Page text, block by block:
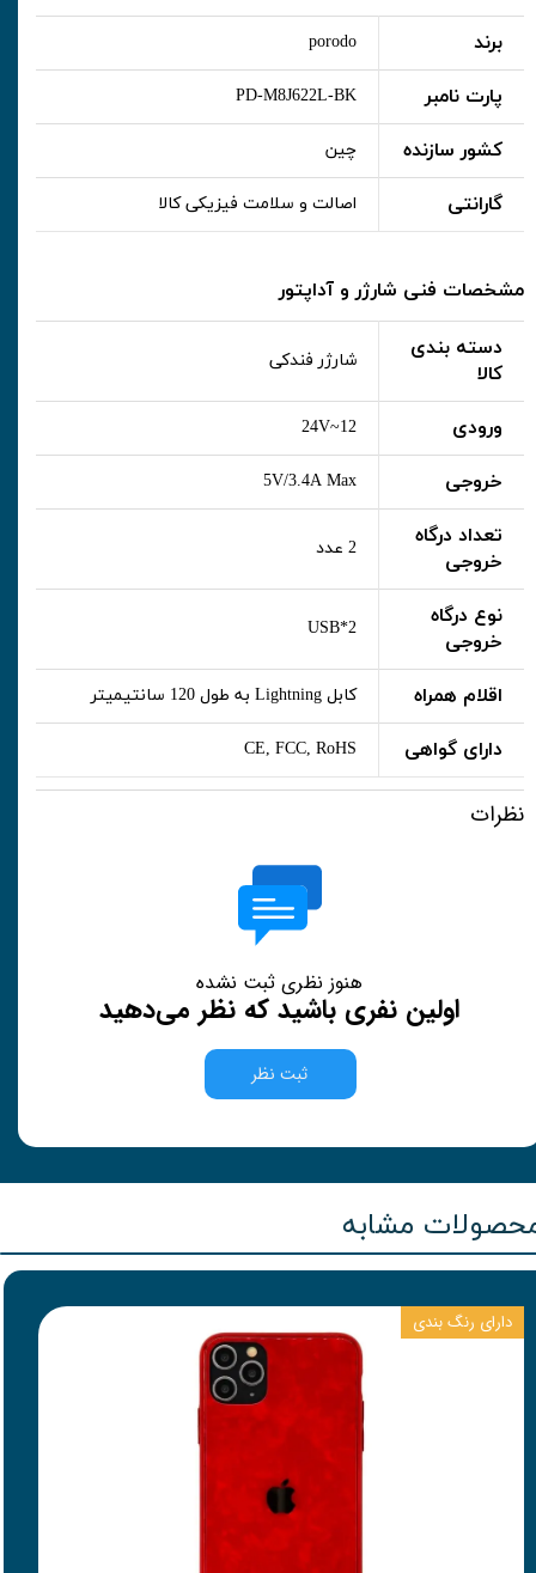
برند porodo
پارت نامبر PD-M8J622L-BK
کشور سازنده چین
گارانتی اصالت و سلامت فیزیکی کالا
مشخصات فنی شارژر و آداپتور
دسته بندی
کالا
شارژر فندکی
ورودی 12~24V
خروجی 5V/3.4A Max
تعداد درگاه
خروجی
2 عدد
نوع درگاه
خروجی
USB*2
اقلام همراه کابل Lightning به طول 120 سانتیمیتر
دارای گواهی CE, FCC, RoHS
نظرات
هنوز نظری ثبت نشده
اولین نفری باشید که نظر می‌دهید
ثبت نظر
مشابه
دارای رنگ بندی